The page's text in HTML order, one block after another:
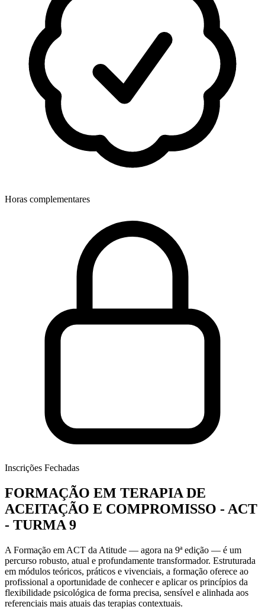
Horas complementares
Inscrições Fechadas
FORMAÇÃO EM TERAPIA DE
ACEITAÇÃO E COMPROMISSO - ACT
- TURMA 9
A Formação em ACT da Atitude — agora na 9ª edição — é um
percurso robusto, atual e profundamente transformador. Estruturada
em módulos teóricos, práticos e vivenciais, a formação oferece ao
profissional a oportunidade de conhecer e aplicar os princípios da
flexibilidade psicológica de forma precisa, sensível e alinhada aos
referenciais mais atuais das terapias contextuais.